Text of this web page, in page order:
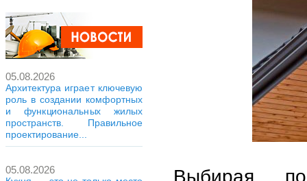
05.08.2026
Архитектура играет ключевую
роль в создании комфортных
и функциональных жилых
пространств. Правильное
проектирование...
05.08.2026
Выбирая